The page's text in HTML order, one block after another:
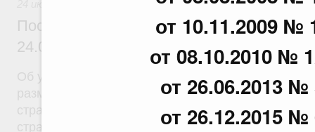
от 10.11.2009 №
от 08.10.2010 №
от 26.06.2013
от 26.12.2015
Постановление Правительства
24.07.2026 г. № 933
Об утверждении Правил определения расчетной
размещения средств резерва Фонда
страхования Российской Федерации по